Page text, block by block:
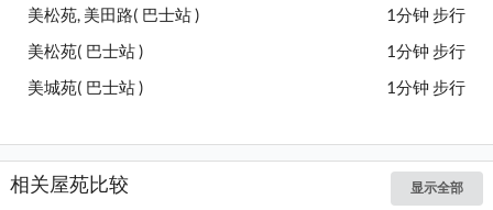
美松苑, 美田路( 巴士站 )
1分钟 步行
美松苑( 巴士站 )
1分钟 步行
美城苑( 巴士站 )
1分钟 步行
相关屋苑比较 显示全部